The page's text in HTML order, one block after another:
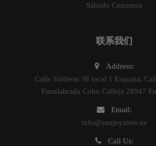
Sábado Cerramos
联系我们
Address:
Calle Valdeon 38 local 1 Esquina,
Fuenlabrada Cobo Calleja 28947
Email:
info@sunjoystore.es
Call Us: